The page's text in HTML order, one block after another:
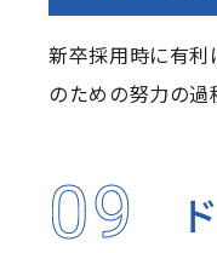
新卒採用時に有
のための努力の
09